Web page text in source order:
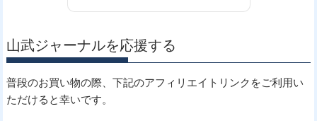
山武ジャーナルを応援する
普段のお買い物の際、下記のアフィリエイトリンクをご利用い
ただけると幸いです。